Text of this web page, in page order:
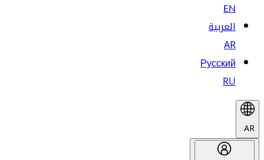
EN
العربية
AR
Русский
RU
AR